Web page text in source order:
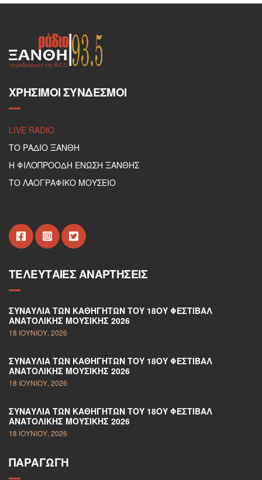
ΧΡΉΣΙΜΟΙ ΣΎΝΔΕΣΜΟΙ
LIVE RADIO
ΤΟ ΡΑΔΙΟ ΞΑΝΘΗ
Η ΦΙΛΟΠΡΟΟΔΗ ΕΝΩΣΗ ΞΑΝΘΗΣ
ΤΟ ΛΑΟΓΡΑΦΙΚΟ ΜΟΥΣΕΙΟ
ΤΕΛΕΥΤΑΊΕΣ ΑΝΑΡΤΉΣΕΙΣ
ΣΥΝΑΥΛΊΑ ΤΩΝ ΚΑΘΗΓΗΤΏΝ ΤΟΥ 18ΟΥ ΦΕΣΤΙΒΆΛ
ΑΝΑΤΟΛΙΚΉΣ ΜΟΥΣΙΚΉΣ 2026
18 ΙΟΥΝΊΟΥ, 2026
ΣΥΝΑΥΛΊΑ ΤΩΝ ΚΑΘΗΓΗΤΏΝ ΤΟΥ 18ΟΥ ΦΕΣΤΙΒΆΛ
ΑΝΑΤΟΛΙΚΉΣ ΜΟΥΣΙΚΉΣ 2026
18 ΙΟΥΝΊΟΥ, 2026
ΣΥΝΑΥΛΊΑ ΤΩΝ ΚΑΘΗΓΗΤΏΝ ΤΟΥ 18ΟΥ ΦΕΣΤΙΒΆΛ
ΑΝΑΤΟΛΙΚΉΣ ΜΟΥΣΙΚΉΣ 2026
18 ΙΟΥΝΊΟΥ, 2026
ΠΑΡΑΓΩΓΉ